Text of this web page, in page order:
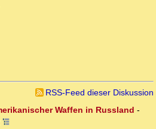
RSS-Feed dieser Diskussion
Waffen in Russland -